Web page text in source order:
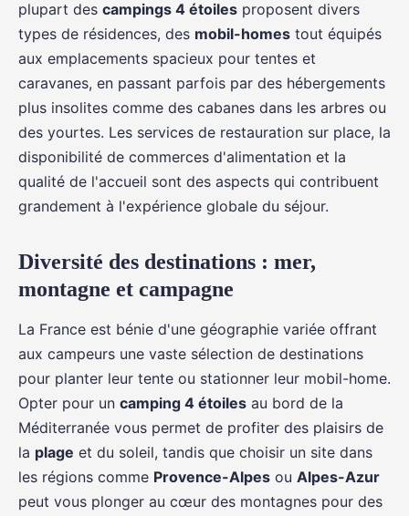
plupart des campings 4 étoiles proposent divers
types de résidences, des mobil-homes tout équipés
aux emplacements spacieux pour tentes et
caravanes, en passant parfois par des hébergements
plus insolites comme des cabanes dans les arbres ou
des yourtes. Les services de restauration sur place, la
disponibilité de commerces d'alimentation et la
qualité de l'accueil sont des aspects qui contribuent
grandement à l'expérience globale du séjour.
Diversité des destinations : mer,
montagne et campagne
La France est bénie d'une géographie variée offrant
aux campeurs une vaste sélection de destinations
pour planter leur tente ou stationner leur mobil-home.
Opter pour un camping 4 étoiles au bord de la
Méditerranée vous permet de profiter des plaisirs de
la plage et du soleil, tandis que choisir un site dans
les régions comme Provence-Alpes ou Alpes-Azur
peut vous plonger au cœur des montagnes pour des